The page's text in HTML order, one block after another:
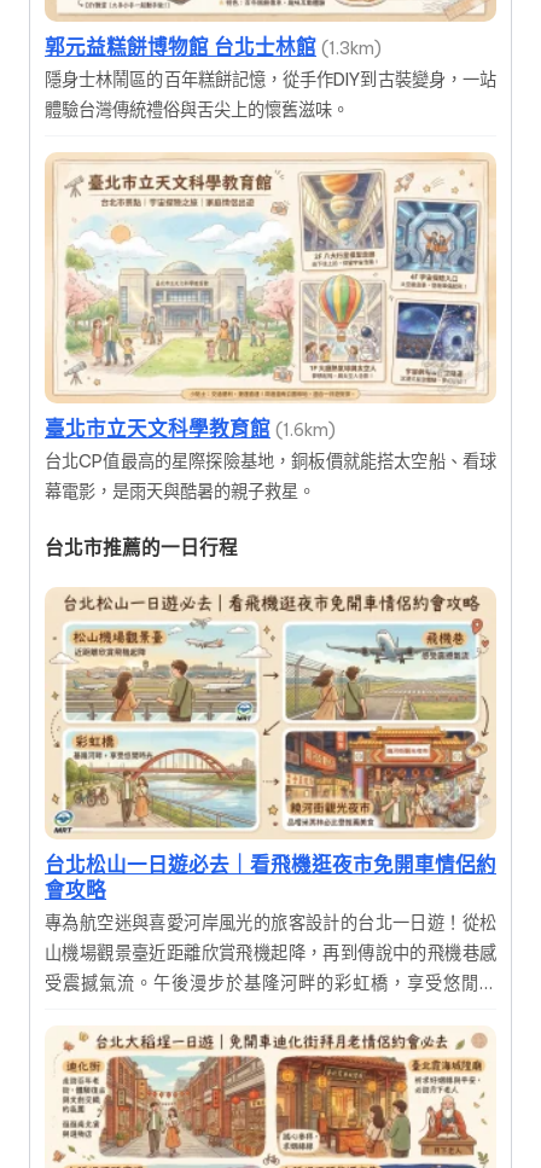
郭元益糕餅博物館 台北士林館 (1.3km)
隱身士林鬧區的百年糕餅記憶，從手作DIY到古裝變身，一站
體驗台灣傳統禮俗與舌尖上的懷舊滋味。
臺北市立天文科學教育館 (1.6km)
台北CP值最高的星際探險基地，銅板價就能搭太空船、看球
幕電影，是雨天與酷暑的親子救星。
台北市推薦的一日行程
台北松山一日遊必去｜看飛機逛夜市免開車情侶約
會攻略
專為航空迷與喜愛河岸風光的旅客設計的台北一日遊！從松
山機場觀景臺近距離欣賞飛機起降，再到傳說中的飛機巷感
受震撼氣流。午後漫步於基隆河畔的彩虹橋，享受悠閒時
美結束充實的一天。